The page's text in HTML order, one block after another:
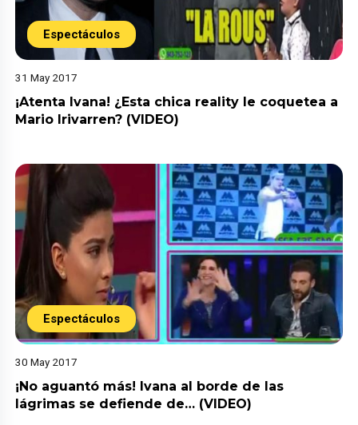
Espectáculos
31 May 2017
¡Atenta Ivana! ¿Esta chica reality le coquetea a
Mario Irivarren? (VIDEO)
Espectáculos
30 May 2017
¡No aguantó más! Ivana al borde de las
lágrimas se defiende de… (VIDEO)